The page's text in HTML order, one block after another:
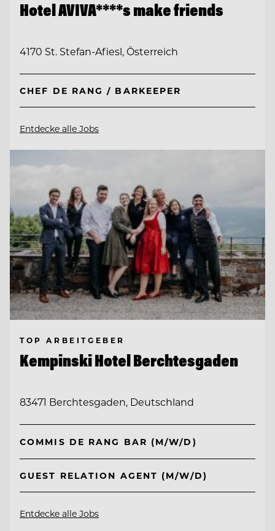
Hotel AVIVA****s make friends
4170 St. Stefan-Afiesl, Österreich
CHEF DE RANG / BARKEEPER
Entdecke alle Jobs
TOP ARBEITGEBER
Kempinski Hotel Berchtesgaden
83471 Berchtesgaden, Deutschland
COMMIS DE RANG BAR (M/W/D)
GUEST RELATION AGENT (M/W/D)
Entdecke alle Jobs